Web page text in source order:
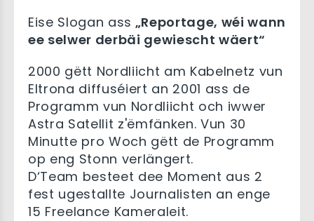
Eise Slogan ass „Reportage, wéi wann
ee selwer derbäi gewiescht wäert“
2000 gëtt Nordliicht am Kabelnetz vun
Eltrona diffuséiert an 2001 ass de
Programm vun Nordliicht och iwwer
Astra Satellit z'ëmfänken. Vun 30
Minutte pro Woch gëtt de Programm
op eng Stonn verlängert.
D‘Team besteet dee Moment aus 2
fest ugestallte Journalisten an enge
15 Freelance Kameraleit.